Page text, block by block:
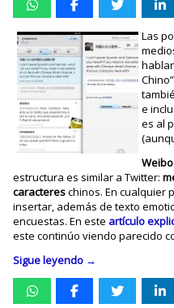
Las
e
es al
Weibo
estructura es similar a Twitter:
caractereschinos. En cualquier
insertar, además de texto
encuestas. En este artículo
este continúo viendo parecido
Sigue leyendo →